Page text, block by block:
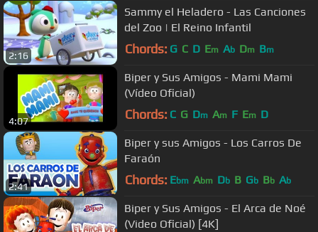
2:16
Sammy el Heladero - Las Canciones
del Zoo | El Reino Infantil
Chords: G C D Em Ab Dm Bm
4:07
Biper y Sus Amigos - Mami Mami
(Vídeo Oficial)
Chords: C G Dm Am F Em D
2:41
Biper y sus Amigos - Los Carros De
Faraón
Chords: Ebm Abm Db B Gb Bb Ab
Biper y Sus Amigos - El Arca de Noé
(Video Oficial) [4K]